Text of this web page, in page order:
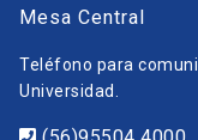
Mesa Central
Teléfono para
Universidad.